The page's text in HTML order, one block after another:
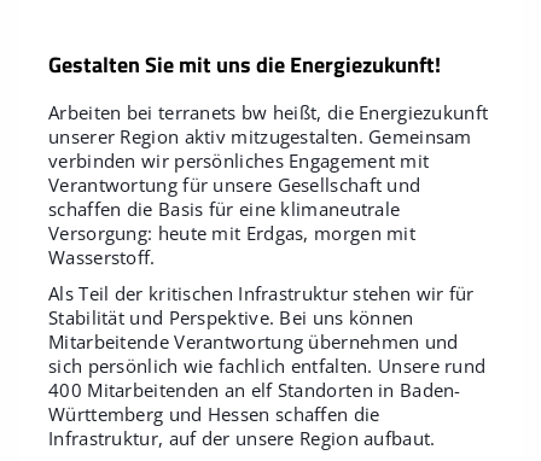
Gestalten Sie mit uns die Energiezukunft!
Arbeiten bei terranets bw heißt, die Energiezukunft
unserer Region aktiv mitzugestalten. Gemeinsam
verbinden wir persönliches Engagement mit
Verantwortung für unsere Gesellschaft und
schaffen die Basis für eine klimaneutrale
Versorgung: heute mit Erdgas, morgen mit
Wasserstoff.
Als Teil der kritischen Infrastruktur stehen wir für
Stabilität und Perspektive. Bei uns können
Mitarbeitende Verantwortung übernehmen und
sich persönlich wie fachlich entfalten. Unsere rund
400 Mitarbeitenden an elf Standorten in Baden-
Württemberg und Hessen schaffen die
Infrastruktur, auf der unsere Region aufbaut.